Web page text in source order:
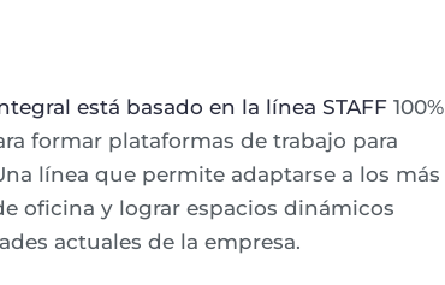
está basado en la línea STAFF 100%
formar plataformas de trabajo para
línea que permite adaptarse a los más
oficina y lograr espacios dinámicos
actuales de la empresa.